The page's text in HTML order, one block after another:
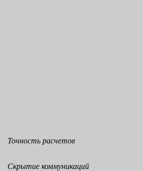
Точность расчетов
Скрытие коммуникаций